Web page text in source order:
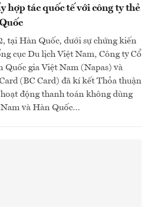
hợp tác quốc tế với công ty thẻ
tại Hàn Quốc, dưới sự chứng kiến
cục Du lịch Việt Nam, Công ty Cổ
Quốc gia Việt Nam (Napas) và
(BC Card) đã kí kết Thỏa thuận
động thanh toán không dùng
và Hàn Quốc...